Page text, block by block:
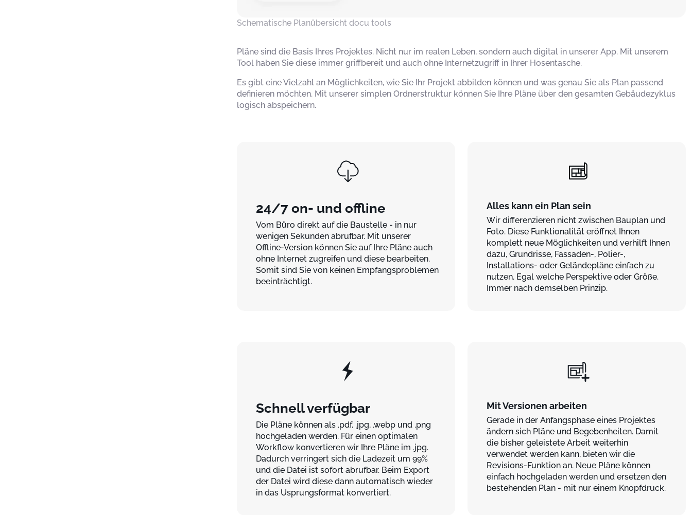
Schematische Planübersicht docu tools
Pläne sind die Basis Ihres Projektes. Nicht nur im realen Leben, sondern auch digital in unserer App. Mit unserem
Tool haben Sie diese immer griffbereit und auch ohne Internetzugriff in Ihrer Hosentasche.
Es gibt eine Vielzahl an Möglichkeiten, wie Sie Ihr Projekt abbilden können und was genau Sie als Plan passend
definieren möchten. Mit unserer simplen Ordnerstruktur können Sie Ihre Pläne über den gesamten Gebäudezyklus
logisch abspeichern.
24/7 on- und offline
Vom Büro direkt auf die Baustelle - in nur
wenigen Sekunden abrufbar. Mit unserer
Offline-Version können Sie auf Ihre Pläne auch
ohne Internet zugreifen und diese bearbeiten.
Somit sind Sie von keinen Empfangsproblemen
beeinträchtigt.
Alles kann ein Plan sein
Wir differenzieren nicht zwischen Bauplan und
Foto. Diese Funktionalität eröffnet Ihnen
komplett neue Möglichkeiten und verhilft Ihnen
dazu, Grundrisse, Fassaden-, Polier-,
Installations- oder Geländepläne einfach zu
nutzen. Egal welche Perspektive oder Größe.
Immer nach demselben Prinzip.
Schnell verfügbar
Die Pläne können als .pdf, .jpg, .webp und .png
hochgeladen werden. Für einen optimalen
Workflow konvertieren wir Ihre Pläne im .jpg.
Dadurch verringert sich die Ladezeit um 99%
und die Datei ist sofort abrufbar. Beim Export
der Datei wird diese dann automatisch wieder
in das Usprungsformat konvertiert.
Mit Versionen arbeiten
Gerade in der Anfangsphase eines Projektes
ändern sich Pläne und Begebenheiten. Damit
die bisher geleistete Arbeit weiterhin
verwendet werden kann, bieten wir die
Revisions-Funktion an. Neue Pläne können
einfach hochgeladen werden und ersetzen den
bestehenden Plan - mit nur einem Knopfdruck.